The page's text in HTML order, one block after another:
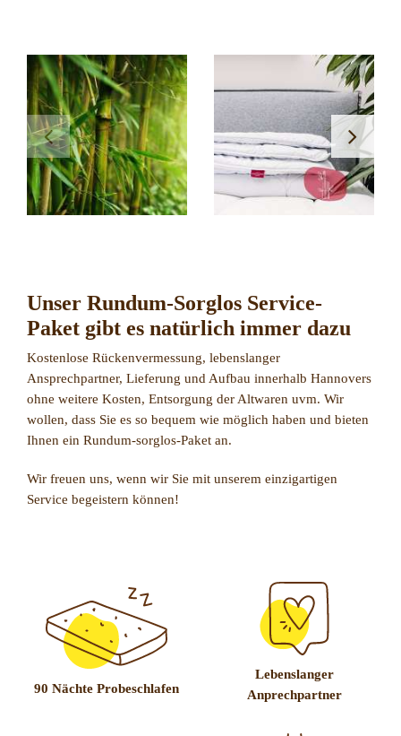
Unser Rundum-Sorglos Service-
Paket gibt es natürlich immer dazu
Kostenlose Rückenvermessung, lebenslanger
Ansprechpartner, Lieferung und Aufbau innerhalb Hannovers
ohne weitere Kosten, Entsorgung der Altwaren uvm. Wir
wollen, dass Sie es so bequem wie möglich haben und bieten
Ihnen ein Rundum-sorglos-Paket an.
Wir freuen uns, wenn wir Sie mit unserem einzigartigen
Service begeistern können!
90 Nächte Probeschlafen
Lebenslanger
Anprechpartner